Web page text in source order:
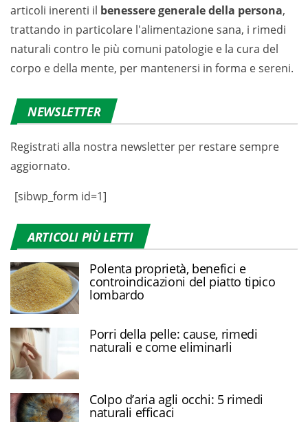
articoli inerenti il benessere generale della persona,
trattando in particolare l'alimentazione sana, i rimedi
naturali contro le più comuni patologie e la cura del
corpo e della mente, per mantenersi in forma e sereni.
NEWSLETTER
Registrati alla nostra newsletter per restare sempre
aggiornato.
[sibwp_form id=1]
ARTICOLI PIÙ LETTI
Polenta proprietà, benefici e
controindicazioni del piatto tipico
lombardo
Porri della pelle: cause, rimedi
naturali e come eliminarli
Colpo d’aria agli occhi: 5 rimedi
naturali efficaci